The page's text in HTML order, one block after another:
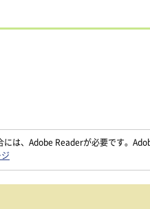
には、Adobe Readerが必要です。